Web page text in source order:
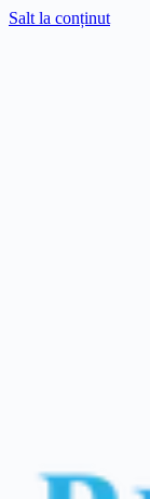
Salt la conținut